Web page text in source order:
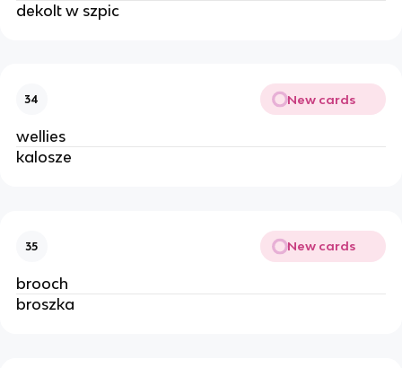
dekolt w szpic
34 New cards
wellies
kalosze
35 New cards
brooch
broszka